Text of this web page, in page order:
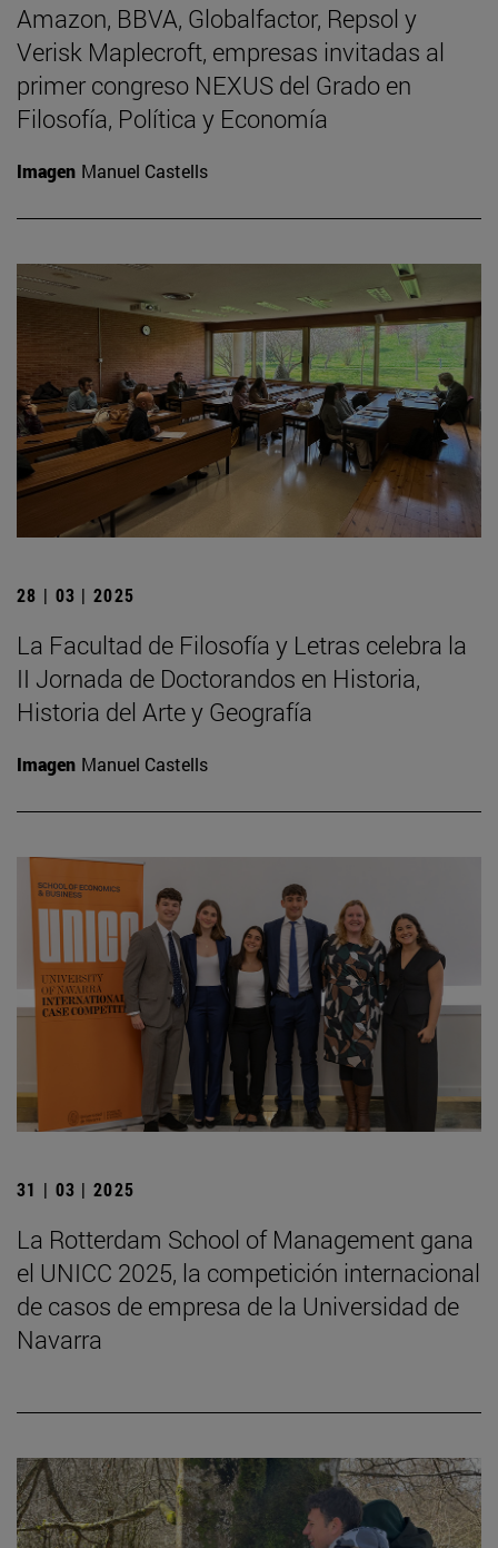
Amazon, BBVA, Globalfactor, Repsol y
Verisk Maplecroft, empresas invitadas al
primer congreso NEXUS del Grado en
Filosofía, Política y Economía
Imagen Manuel Castells
28 | 03 | 2025
La Facultad de Filosofía y Letras celebra la
II Jornada de Doctorandos en Historia,
Historia del Arte y Geografía
Imagen Manuel Castells
31 | 03 | 2025
La Rotterdam School of Management gana
el UNICC 2025, la competición internacional
de casos de empresa de la Universidad de
Navarra